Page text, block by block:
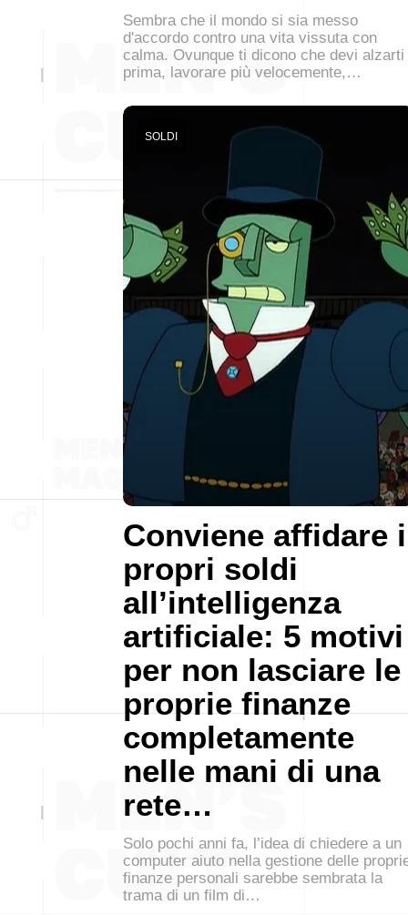
Sembra che il mondo si sia messo
d'accordo contro una vita vissuta con
calma. Ovunque ti dicono che devi alzarti
prima, lavorare più velocemente,…
Conviene affidare i
propri soldi
all’intelligenza
artificiale: 5 motivi
per non lasciare le
proprie finanze
completamente
nelle mani di una
rete…
SOLDI
Solo pochi anni fa, l’idea di chiedere a un
computer aiuto nella gestione delle
finanze personali sarebbe sembrata la
trama di un film di…